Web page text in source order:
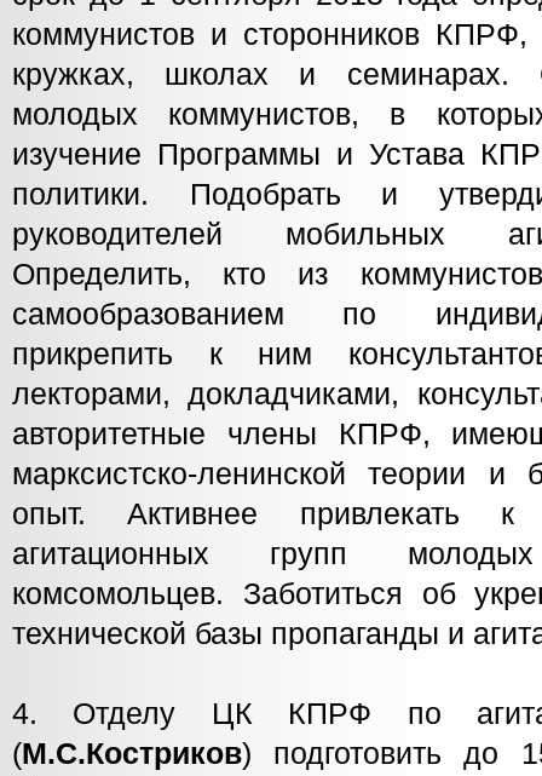
коммунистов и сторонников КПРФ,
кружках, школах и семинарах.
молодых коммунистов, в
изучение Программы и Устава
политики. Подобрать и
руководителей мобильных
Определить, кто из
самообразованием по
прикрепить к ним
лекторами, докладчиками,
авторитетные члены КПРФ,
марксистско-ленинской теории и
опыт. Активнее привлекать к
агитационных групп
комсомольцев. Заботиться об
технической базы пропаганды и
4. Отделу ЦК КПРФ по
(М.С.Костриков) подготовить до